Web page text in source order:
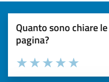
Quanto sono chiare
pagina?
Valuta la chiarezza delle
Seleziona il numero di
Valuta 5
Valuta 4 stelle
Valuta 3 stelle su 5
Valuta 2 stelle su 5
Valuta 1 stelle su 5